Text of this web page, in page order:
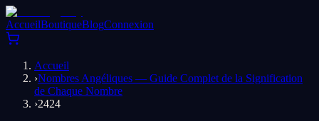
AccueilBoutiqueBlogConnexion
Accueil
›Nombres Angéliques — Guide Complet de la Signification
de Chaque Nombre
›2424